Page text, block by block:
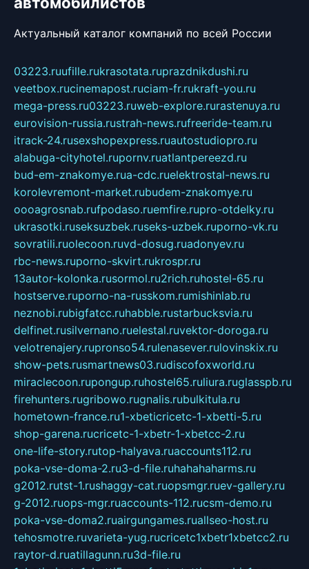
Актуальный каталог компаний по всей России
03223.ruufille.rukrasotata.ruprazdnikdushi.ru
veetbox.rucinemapost.ruciam-fr.rukraft-you.ru
mega-press.ru03223.ruweb-explore.rurastenuya.ru
eurovision-russia.rustrah-news.rufreeride-team.ru
itrack-24.rusexshopexpress.ruautostudiopro.ru
alabuga-cityhotel.rupornv.ruatlantpereezd.ru
bud-em-znakomye.rua-cdc.ruelektrostal-news.ru
korolevremont-market.rubudem-znakomye.ru
oooagrosnab.rufpodaso.ruemfire.rupro-otdelky.ru
ukrasotki.ruseksuzbek.ruseks-uzbek.ruporno-vk.ru
sovratili.ruolecoon.ruvd-dosug.ruadonyev.ru
rbc-news.ruporno-skvirt.rukrospr.ru
13autor-kolonka.rusormol.ru2rich.ruhostel-65.ru
hostserve.ruporno-na-russkom.rumishinlab.ru
neznobi.rubigfatcc.ruhabble.rustarbucksvia.ru
delfinet.rusilvernano.ruelestal.ruvektor-doroga.ru
velotrenajery.rupronso54.rulenasever.rulovinskix.ru
show-pets.rusmartnews03.rudiscofoxworld.ru
miraclecoon.rupongup.ruhostel65.ruliura.ruglasspb.ru
firehunters.rugribowo.rugnalis.rubulkitula.ru
hometown-france.ru1-xbeticricetc-1-xbetti-5.ru
shop-garena.rucricetc-1-xbetr-1-xbetcc-2.ru
one-life-story.rutop-halyava.ruaccounts112.ru
poka-vse-doma-2.ru3-d-file.ruhahahaharms.ru
g2012.rutst-1.rushaggy-cat.ruopsmgr.ruev-gallery.ru
g-2012.ruops-mgr.ruaccounts-112.rucsm-demo.ru
poka-vse-doma2.ruairgungames.ruallseo-host.ru
tehosmotre.ruvarieta-yug.rucricetc1xbetr1xbetcc2.ru
raytor-d.ruatillagunn.ru3d-file.ru